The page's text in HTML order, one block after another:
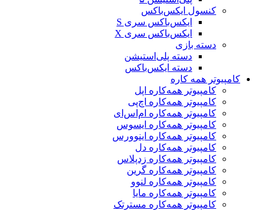
کنسول ایکس‌باکس
ایکس‌باکس سری S
ایکس‌باکس سری X
دسته بازی
دسته پلی‌استیشن
دسته ایکس‌باکس
کامپیوتر همه کاره
کامپیوتر همه‌کاره اپل
کامپیوتر همه‌کاره اچ‌پی
کامپیوتر همه‌کاره ام‌اس‌ای
کامپیوتر همه‌کاره ایسوس
کامپیوتر همه‌کاره اینوورس
کامپیوتر همه‌کاره دل
کامپیوتر همه‌کاره زدپلاس
کامپیوتر همه‌کاره گرین
کامپیوتر همه‌کاره لنوو
کامپیوتر همه‌کاره مایا
کامپیوتر همه‌کاره مسترتک